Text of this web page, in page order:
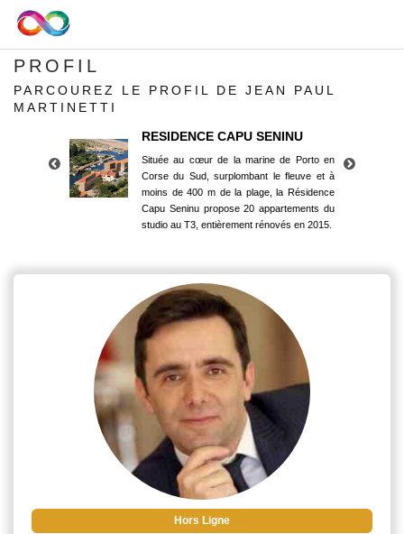
PROFIL
PARCOUREZ LE PROFIL DE JEAN PAUL
MARTINETTI
RESIDENCE CAPU SENINU
Située au cœur de la marine de Porto en
Corse du Sud, surplombant le fleuve et à
moins de 400 m de la plage, la Résidence
Capu Seninu propose 20 appartements du
studio au T3, entièrement rénovés en 2015.
Corse du Sud, surplombant le fleuve et à
moins de 400 m de la plage, la Résidence
Capu Seninu propose 20 appartements du
studio au T3, entièrement rénovés en 2015.
Hors Ligne